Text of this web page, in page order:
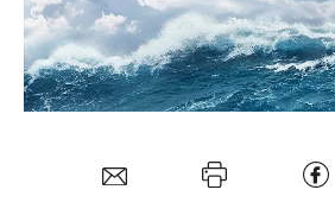
Mein B:O
Mein Konto
Folgen Sie uns